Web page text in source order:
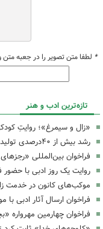
* لطفا متن تصویر را در جعبه متن
تازه‌ترین ادب و هنر
«زال و سیمرغ»؛ روایتِ
رشد بیش از ۴۰درصدی تولید دست‌سازه‌های حسینی
فراخوان بین‌المللی
روایت یک روز ادبی با حضور
موکب‌های کانون در خدمت
فراخوان ارسال آثار ادبی
فراخوان چهارمین